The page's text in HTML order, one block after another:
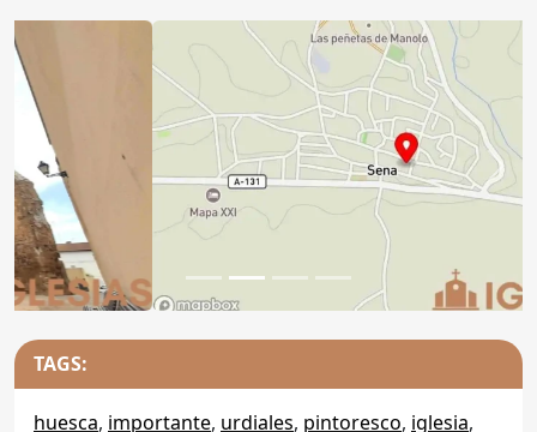
Anterior
TAGS:
huesca, importante, urdiales, pintoresco, iglesia,